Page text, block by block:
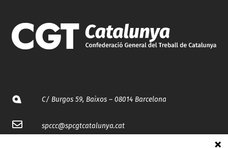
C/ Burgos 59, Baixos – 08014 Barcelona
spccc@spcgtcatalunya.cat